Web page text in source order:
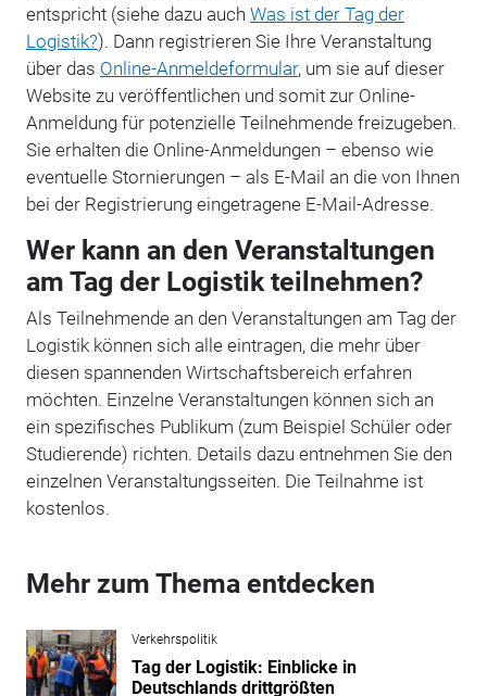
entspricht (siehe dazu auch Was ist der Tag der
Logistik?). Dann registrieren Sie Ihre Veranstaltung
über das Online-Anmeldeformular, um sie auf dieser
Website zu veröffentlichen und somit zur Online-
Anmeldung für potenzielle Teilnehmende freizugeben.
Sie erhalten die Online-Anmeldungen – ebenso wie
eventuelle Stornierungen – als E-Mail an die von Ihnen
bei der Registrierung eingetragene E-Mail-Adresse.
Wer kann an den Veranstaltungen
am Tag der Logistik teilnehmen?
Als Teilnehmende an den Veranstaltungen am Tag der
Logistik können sich alle eintragen, die mehr über
diesen spannenden Wirtschaftsbereich erfahren
möchten. Einzelne Veranstaltungen können sich an
ein spezifisches Publikum (zum Beispiel Schüler oder
Studierende) richten. Details dazu entnehmen Sie den
einzelnen Veranstaltungsseiten. Die Teilnahme ist
kostenlos.
Mehr zum Thema entdecken
Verkehrspolitik
Tag der Logistik: Einblicke in
Deutschlands drittgrößten